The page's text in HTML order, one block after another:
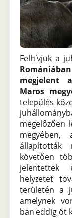
Felhívjuk a
megjelent
Maros
település
megelőzően
megyében,
állapították
követően
jelentettek
helyzetet
területén a
amelynek
ban eddig öt